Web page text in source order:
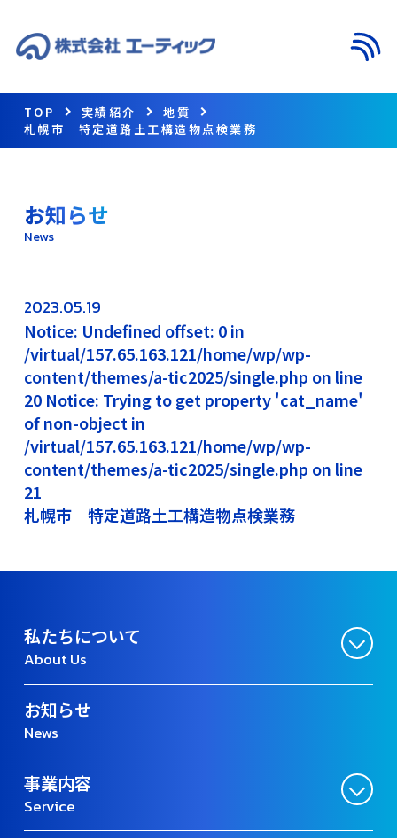
TOP 実績紹介
地質
札幌市 特定道路土工構造物点検業務
お知らせ
News
2023.05.19
Notice: Undefined offset: 0 in
/virtual/157.65.163.121/home/wp/wp-
content/themes/a-tic2025/single.php on line
20 Notice: Trying to get property 'cat_name'
of non-object in
/virtual/157.65.163.121/home/wp/wp-
content/themes/a-tic2025/single.php on line
21
札幌市 特定道路土工構造物点検業務
私たちについて
About Us
お知らせ
News
事業内容
Service